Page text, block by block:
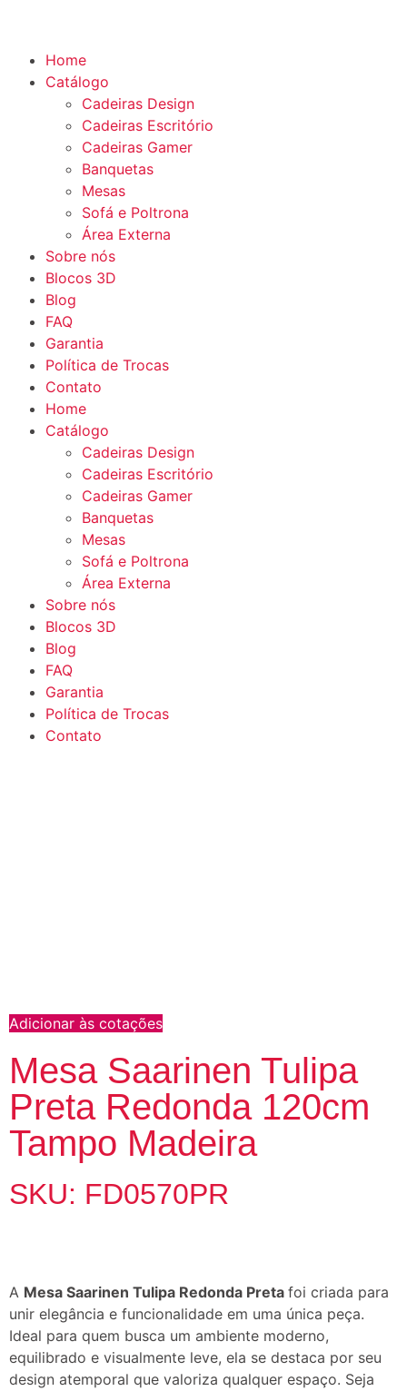
Home
Catálogo
Cadeiras Design
Cadeiras Escritório
Cadeiras Gamer
Banquetas
Mesas
Sofá e Poltrona
Área Externa
Sobre nós
Blocos 3D
Blog
FAQ
Garantia
Política de Trocas
Contato
Home
Catálogo
Cadeiras Design
Cadeiras Escritório
Cadeiras Gamer
Banquetas
Mesas
Sofá e Poltrona
Área Externa
Sobre nós
Blocos 3D
Blog
FAQ
Garantia
Política de Trocas
Contato
Adicionar às cotações
Mesa Saarinen Tulipa
Preta Redonda 120cm
Tampo Madeira
SKU: FD0570PR
A Mesa Saarinen Tulipa Redonda Preta foi criada para
unir elegância e funcionalidade em uma única peça.
Ideal para quem busca um ambiente moderno,
equilibrado e visualmente leve, ela se destaca por seu
design atemporal que valoriza qualquer espaço. Seja